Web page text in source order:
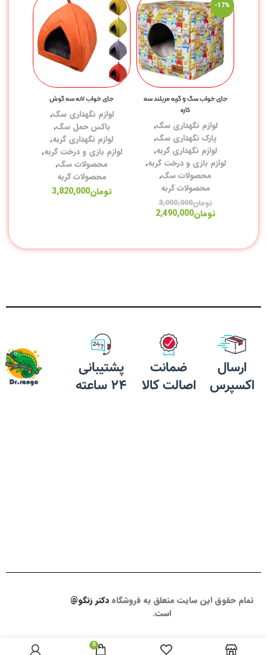
-17%
جای خواب سگ و گربه مریلند سه
کاره
لوازم نگهداری سگ,
پارک نگهداری سگ,
لوازم نگهداری گربه,
لوازم بازی و درخت گربه,
محصولات سگ,
محصولات گربه
تومان3,000,000
تومان2,490,000
جای خواب لانه سه گوش
لوازم نگهداری سگ,
باکس حمل سگ,
لوازم نگهداری گربه,
لوازم بازی و درخت گربه,
محصولات سگ,
محصولات گربه
تومان3,820,000
ارسال
اکسپرس
ضمانت
اصالت کالا
پشتیبانی
24 ساعته
تمام حقوق این سایت متعلق به فروشگاهدکتر رَنگو@
است.
0